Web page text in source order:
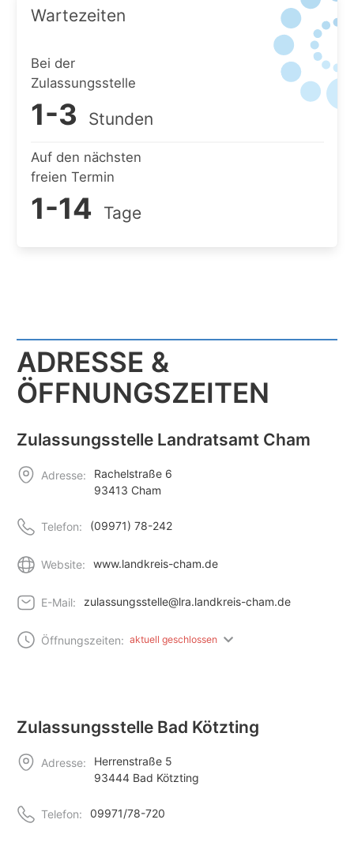
Wartezeiten
Bei der
Zulassungsstelle
1-3 Stunden
Auf den nächsten
freien Termin
1-14 Tage
ADRESSE &
ÖFFNUNGSZEITEN
Zulassungsstelle Landratsamt Cham
Adresse:
Rachelstraße 6
93413 Cham
Telefon: (09971) 78-242
Website: www.landkreis-cham.de
E-Mail: zulassungsstelle@lra.landkreis-cham.de
Öffnungszeiten: aktuell geschlossen
Zulassungsstelle Bad Kötzting
Adresse:
Herrenstraße 5
93444 Bad Kötzting
Telefon: 09971/78-720